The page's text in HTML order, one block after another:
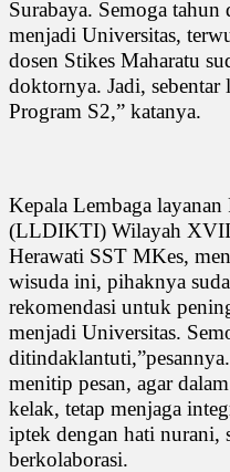
Surabaya. Semoga
menjadi Universitas,
dosen Stikes Maharatu
doktornya. Jadi,
Program S2,” katanya.
Kepala Lembaga
(LLDIKTI) Wilayah
Herawati SST MKes,
wisuda ini, pihaknya
rekomendasi untuk
menjadi Universitas.
menitip pesan, agar
kelak, tetap menjaga
iptek dengan hati nurani,
berkolaborasi.